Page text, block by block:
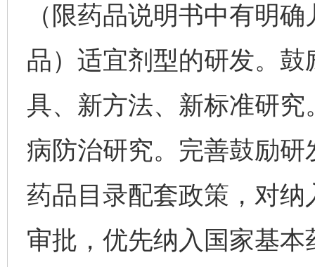
（限药品说明书中有明
品）适宜剂型的研发。
具、新方法、新标准研
病防治研究。完善鼓励
药品目录配套政策，对
审批，优先纳入国家基